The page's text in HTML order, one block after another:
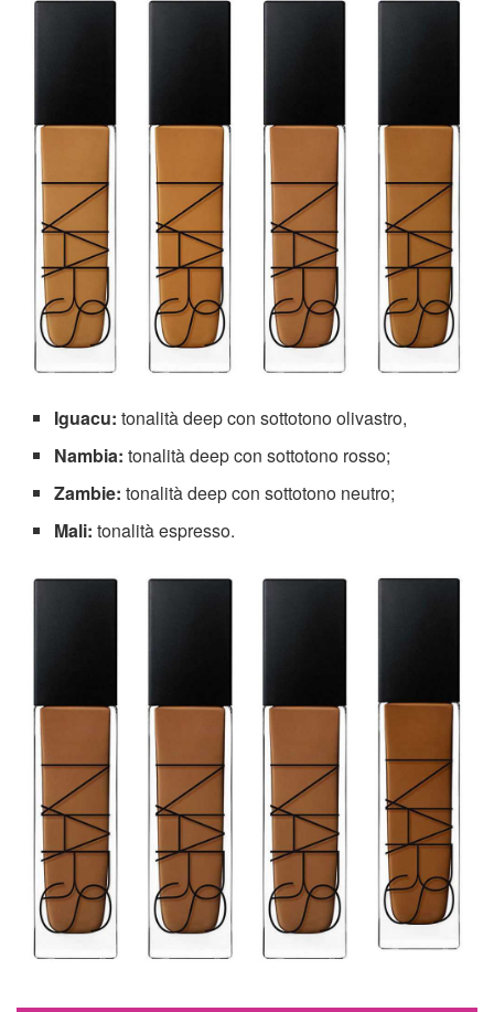
Iguacu: tonalità deep con sottotono olivastro,
Nambia: tonalità deep con sottotono rosso;
Zambie: tonalità deep con sottotono neutro;
Mali:tonalità espresso.